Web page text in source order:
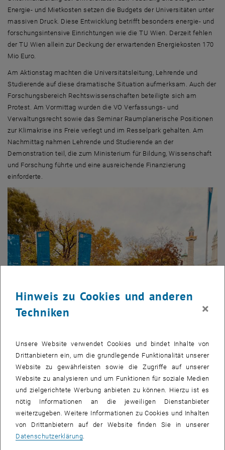
Energie- und Mietkosten setzen die Budgets der Universitäten unter
massiven Druck. Diese Entwicklung betrifft besonders energie- und
forschungsintensive Einrichtungen wie die TU Wien. Derzeit fehlen
der TU Wien allein zur Deckung der erwartenden Energiekosten 170
Mio Euro.
Am Aktionstag machten die Universitätsleitung, Lehrende und
Studierende auf diese dramatische Situation aufmerksam. Auch der
Forschungsbereich Rechtswissenschaften beteiligte sich am
Protest. Am Vormittag wurden die VO Verfassungs- und
Verwaltungsrecht sowie das Seminar Raumplanerische Positionen
zur Klimakrise ins Freie verlegt und im Resselpark gehalten. Am
Nachmittag nahmen Lehrende und Studierende an der
Demonstration teil, die zum Ministerium für Bildung, Wissenschaft
und Forschung führte und eine ausreichende Finanzierung
einforderte.
Hinweis zu Cookies und anderen
Techniken
×
Unsere Website verwendet Cookies und bindet Inhalte von
Drittanbietern ein, um die grundlegende Funktionalität unserer
Website zu gewährleisten sowie die Zugriffe auf unserer
Website zu analysieren und um Funktionen für soziale Medien
und zielgerichtete Werbung anbieten zu können. Hierzu ist es
nötig Informationen an die jeweiligen Dienstanbieter
weiterzugeben. Weitere Informationen zu Cookies und Inhalten
von Drittanbietern auf der Website finden Sie in unserer
Datenschutzerklärung.